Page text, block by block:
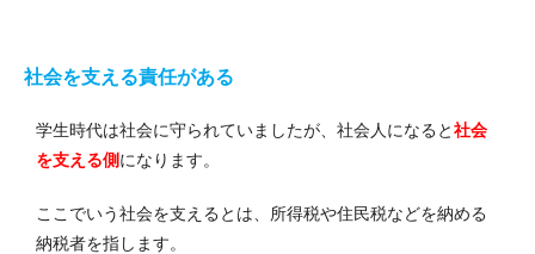
社会を支える責任がある
学生時代は社会に守られていましたが、社会人になると社会
を支える側になります。
ここでいう社会を支えるとは、所得税や住民税などを納める
納税者を指します。